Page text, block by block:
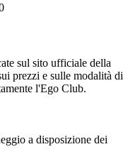
sul sito ufficiale della
prezzi e sulle modalità di
l'Ego Club.
a disposizione dei